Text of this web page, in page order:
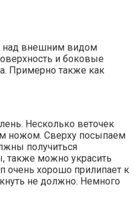
над внешним видом
и боковые
Примерно также как
Несколько веточек
ножом. Сверху посыпаем
получиться
также можно украсить
очень хорошо прилипает к
не должно. Немного